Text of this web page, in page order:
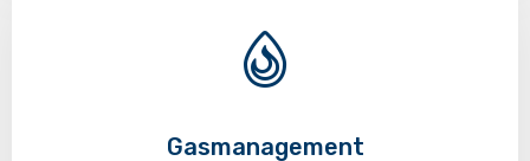
Gasmanagement